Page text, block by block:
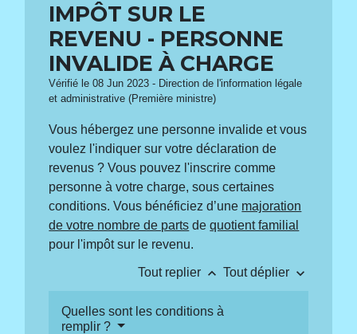
IMPÔT SUR LE
REVENU - PERSONNE
INVALIDE À CHARGE
Vérifié le 08 Jun 2023 - Direction de l'information légale
et administrative (Première ministre)
Vous hébergez une personne invalide et vous
voulez l'indiquer sur votre déclaration de
revenus ? Vous pouvez l'inscrire comme
personne à votre charge, sous certaines
conditions. Vous bénéficiez d’une majoration
de votre nombre de parts dequotient familial
pour l'impôt sur le revenu.
Tout replier keyboard_arrow_up Tout déplier keyboard_arrow_down
Quelles sont les conditions à
remplir ?